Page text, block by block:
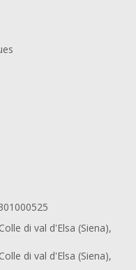
di val d'Elsa (Siena),
di val d'Elsa (Siena),